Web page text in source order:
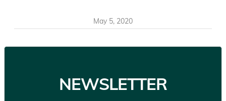
May 5, 2020
NEWSLETTER